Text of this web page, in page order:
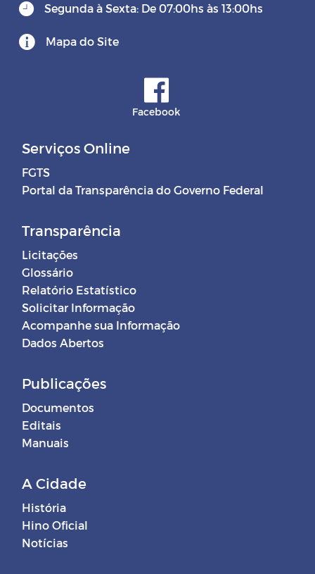
Segunda à Sexta: De 07:00hs às 13:00hs
Mapa do Site
Facebook
Serviços Online
FGTS
Portal da Transparência do Governo Federal
Transparência
Licitações
Glossário
Relatório Estatístico
Solicitar Informação
Acompanhe sua Informação
Dados Abertos
Publicações
Documentos
Editais
Manuais
A Cidade
História
Hino Oficial
Notícias